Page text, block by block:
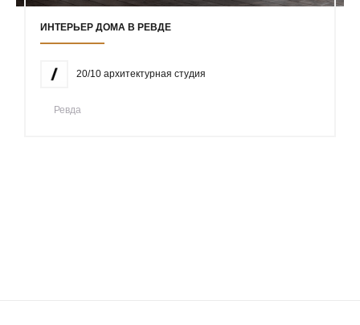
ИНТЕРЬЕР ДОМА В РЕВДЕ
20/10 архитектурная студия
Ревда